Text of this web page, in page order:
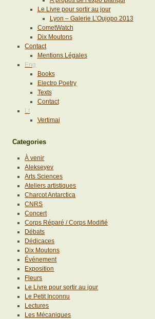
Le Livre pour sortir au jour
Lyon – Galerie L’Oujopo 2013
CometWatch
Dix Moutons
Contact
Mentions Légales
Eng
Books
Electro Poetry
Texts
Contact
Lt
Vertimai
Categories
À venir
Alekseyev
Arts Sciences
Ateliers artistiques
Charcot Antarctica
CNRS
Concert
Corps Réparé / Corps Modifié
Débats
Dédicaces
Dix Moutons
Événement
Exposition
Fleurs
Le Livre pour sortir au jour
Le Petit Inconnu
Lectures
Les Mécaniques